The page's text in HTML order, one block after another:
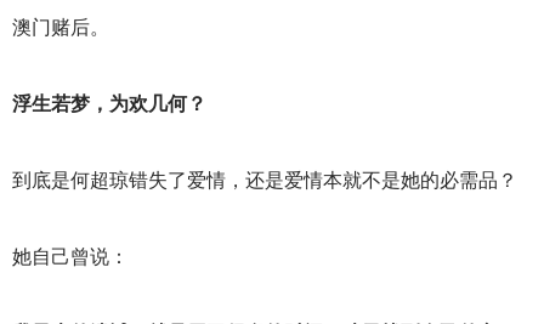
澳门赌后。
浮生若梦，为欢几何？
到底是何超琼错失了爱情，还是爱情本就不是她的必需品？
她自己曾说：